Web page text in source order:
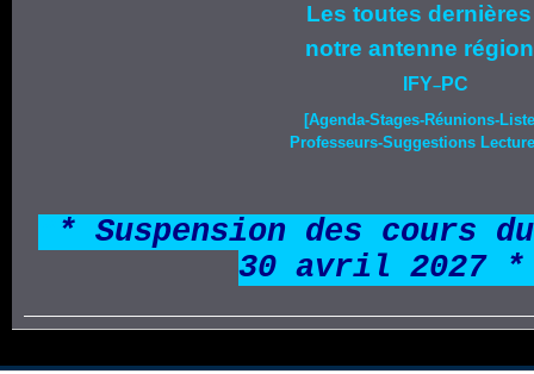
Les toutes
notre antenne
IFY–PC
[Agenda-Stages-Réunions-
Professeurs-Suggestions
* Suspension des cours
30 avril 2027 *